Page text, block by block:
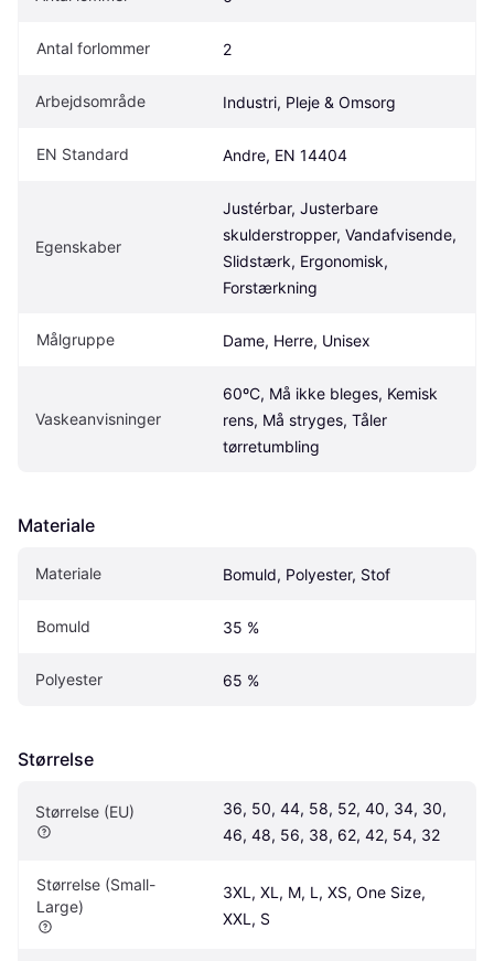
Antal forlommer 2
Arbejdsområde Industri, Pleje & Omsorg
EN Standard Andre, EN 14404
Egenskaber
Justérbar, Justerbare
skulderstropper, Vandafvisende,
Slidstærk, Ergonomisk,
Forstærkning
Målgruppe Dame, Herre, Unisex
Vaskeanvisninger
60ºC, Må ikke bleges, Kemisk
rens, Må stryges, Tåler
tørretumbling
Materiale
Materiale Bomuld, Polyester, Stof
Bomuld 35 %
Polyester 65 %
Størrelse
Størrelse (EU)
36, 50, 44, 58, 52, 40, 34, 30,
46, 48, 56, 38, 62, 42, 54, 32
Størrelse (Small-
Large)
3XL, XL, M, L, XS, One Size,
XXL, S